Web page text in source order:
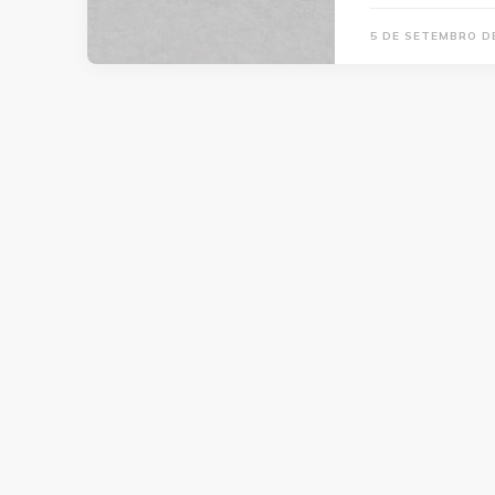
5 DE SETEMBRO